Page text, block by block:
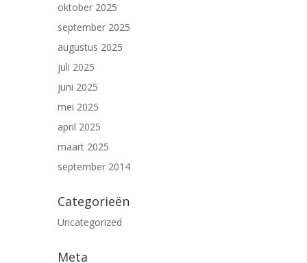
oktober 2025
september 2025
augustus 2025
juli 2025
juni 2025
mei 2025
april 2025
maart 2025
september 2014
Categorieën
Uncategorized
Meta